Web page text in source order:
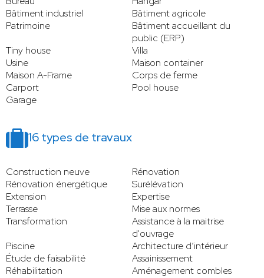
Bâtiment industriel
Bâtiment agricole
Patrimoine
Bâtiment accueillant du
public (ERP)
Tiny house
Villa
Usine
Maison container
Maison A-Frame
Corps de ferme
Carport
Pool house
Garage
16 types de travaux
Construction neuve
Rénovation
Rénovation énergétique
Surélévation
Extension
Expertise
Terrasse
Mise aux normes
Transformation
Assistance à la maitrise
d'ouvrage
Piscine
Architecture d’intérieur
Étude de faisabilité
Assainissement
Réhabilitation
Aménagement combles